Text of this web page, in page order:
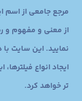
مرجع جامعی از اسم
از معنی و مفهوم و
ایجاد انواع
تر خواهد کرد.